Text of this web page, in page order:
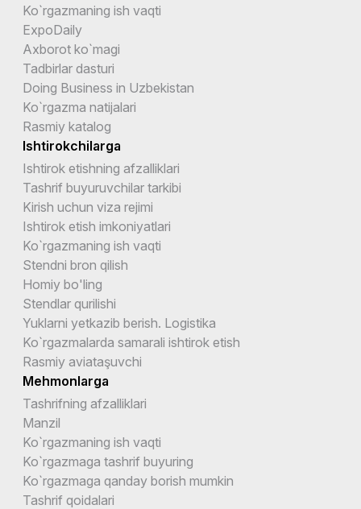
Ko`rgazmaning ish vaqti
ExpoDaily
Axborot ko`magi
Tadbirlar dasturi
Doing Business in Uzbekistan
Ko`rgazma natijalari
Rasmiy katalog
Ishtirokchilarga
Ishtirok etishning afzalliklari
Tashrif buyuruvchilar tarkibi
Kirish uchun viza rejimi
Ishtirok etish imkoniyatlari
Ko`rgazmaning ish vaqti
Stendni bron qilish
Homiy bo'ling
Stendlar qurilishi
Yuklarni yetkazib berish. Logistika
Ko`rgazmalarda samarali ishtirok etish
Rasmiy aviataşuvchi
Mehmonlarga
Tashrifning afzalliklari
Manzil
Ko`rgazmaning ish vaqti
Ko`rgazmaga tashrif buyuring
Ko`rgazmaga qanday borish mumkin
Tashrif qoidalari